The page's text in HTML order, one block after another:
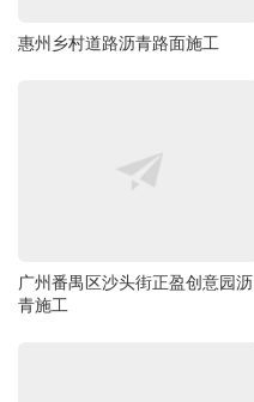
惠州乡村道路沥青路面施工
广州番禺区沙头街正盈创意园沥
青施工